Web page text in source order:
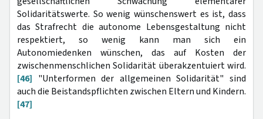
Solidaritätswerte. So wenig wünschenswert es ist, dass
das Strafrecht die autonome Lebensgestaltung nicht
respektiert, so wenig kann man sich ein
Autonomiedenken wünschen, das auf Kosten der
zwischenmenschlichen Solidarität überakzentuiert wird.
[46] "Unterformen der allgemeinen Solidarität" sind
auch die Beistandspflichten zwischen Eltern und Kindern.
[47]